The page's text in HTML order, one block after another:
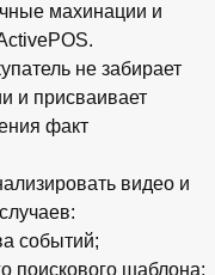
махинации и
не забирает
и присваивает
факт
видео и
событий;
поискового шаблона;